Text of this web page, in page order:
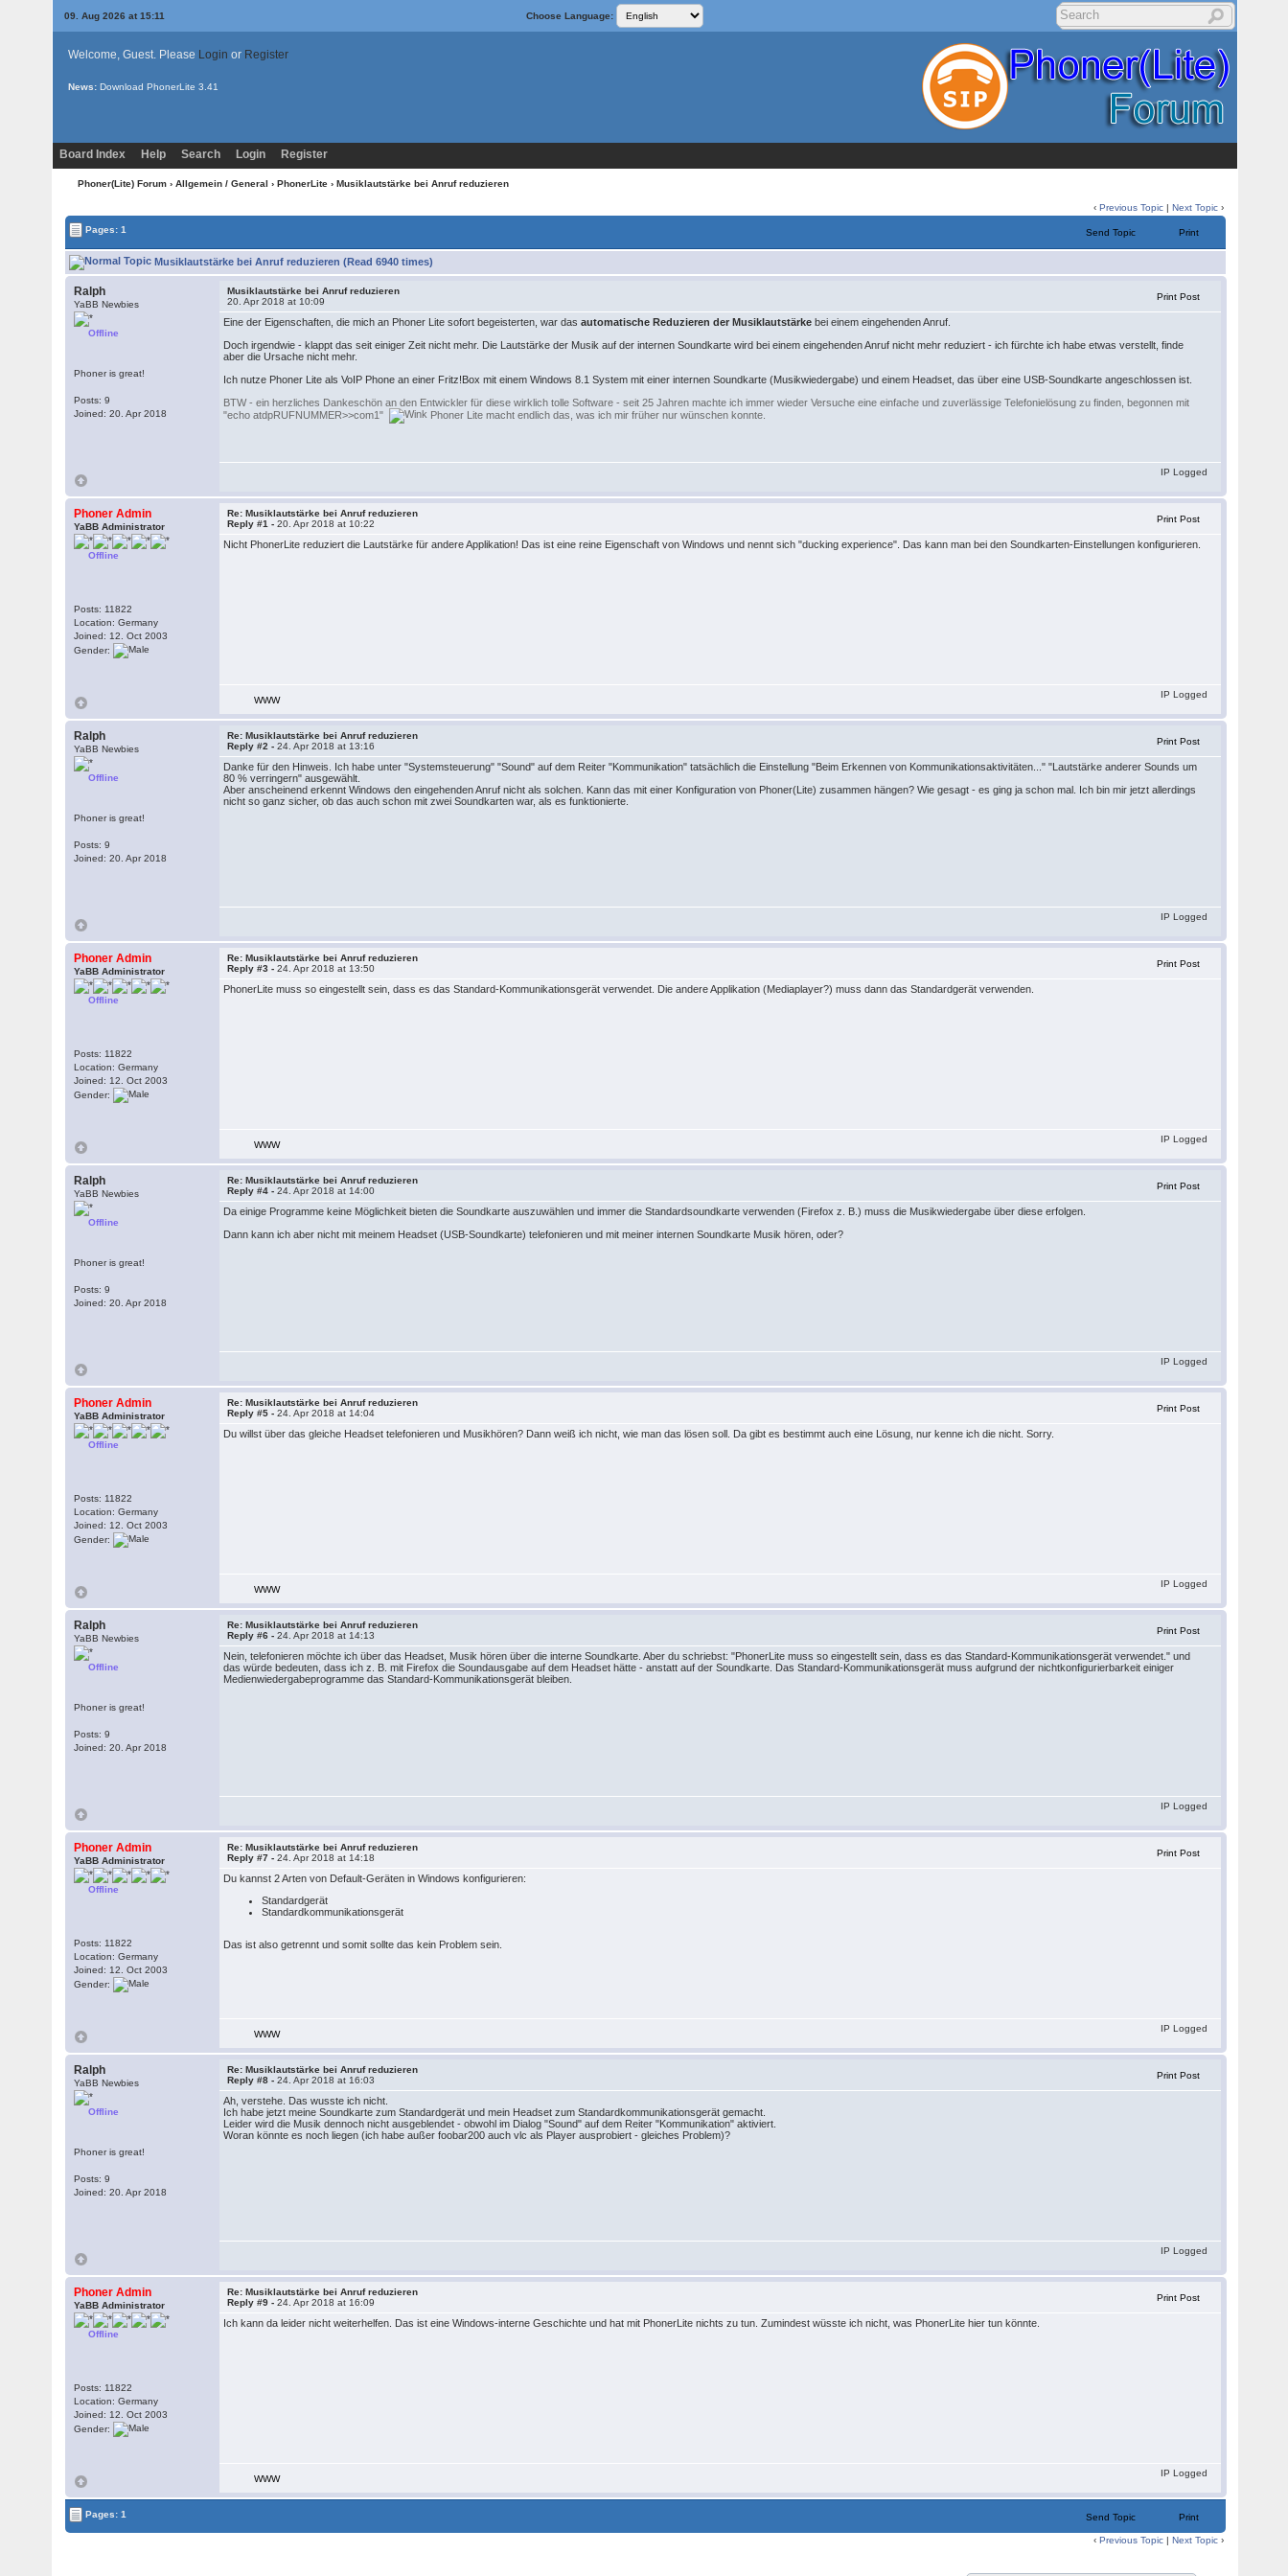
09. Aug 2026 at 15:11 Choose Language:
Welcome, Guest. Please Login or Register
News: Download PhonerLite 3.41
Board Index Help Search Login Register
Phoner(Lite) Forum › Allgemein / General › PhonerLite › Musiklautstärke bei Anruf reduzieren
‹Previous Topic |Next Topic ›
Pages: 1 Send Topic Print
Musiklautstärke bei Anruf reduzieren (Read 6940 times)
Ralph
YaBB Newbies
Offline
Phoner is great!
Posts: 9
Joined: 20. Apr 2018
Musiklautstärke bei Anruf reduzieren
20. Apr 2018 at 10:09
Print Post
Eine der Eigenschaften, die mich an Phoner Lite sofort begeisterten, war dasautomatische Reduzieren der Musiklautstärke bei einem eingehenden Anruf.
Doch irgendwie - klappt das seit einiger Zeit nicht mehr. Die Lautstärke der Musik auf der internen Soundkarte wird bei einem eingehenden Anruf nicht mehr reduziert - ich fürchte ich habe etwas verstellt, finde
aber die Ursache nicht mehr.
Ich nutze Phoner Lite als VoIP Phone an einer Fritz!Box mit einem Windows 8.1 System mit einer internen Soundkarte (Musikwiedergabe) und einem Headset, das über eine USB-Soundkarte angeschlossen ist.
BTW - ein herzliches Dankeschön an den Entwickler für diese wirklich tolle Software - seit 25 Jahren machte ich immer wieder Versuche eine einfache und zuverlässige Telefonielösung zu finden, begonnen mit
"echo atdpRUFNUMMER>>com1"
Phoner Lite macht endlich das, was ich mir früher nur wünschen konnte.
IP Logged
Phoner Admin
YaBB Administrator
Offline
Posts: 11822
Location: Germany
Joined: 12. Oct 2003
Gender:
Re: Musiklautstärke bei Anruf reduzieren
Reply #1 -20. Apr 2018 at 10:22 Print Post
Nicht PhonerLite reduziert die Lautstärke für andere Applikation! Das ist eine reine Eigenschaft von Windows und nennt sich "ducking experience". Das kann man bei den Soundkarten-Einstellungen konfigurieren.
WWW
IP Logged
Ralph
YaBB Newbies
Offline
Phoner is great!
Posts: 9
Joined: 20. Apr 2018
Re: Musiklautstärke bei Anruf reduzieren
Reply #2 -24. Apr 2018 at 13:16 Print Post
Danke für den Hinweis. Ich habe unter "Systemsteuerung" "Sound" auf dem Reiter "Kommunikation" tatsächlich die Einstellung "Beim Erkennen von Kommunikationsaktivitäten..." "Lautstärke anderer Sounds um
80 % verringern" ausgewählt.
Aber anscheinend erkennt Windows den eingehenden Anruf nicht als solchen. Kann das mit einer Konfiguration von Phoner(Lite) zusammen hängen? Wie gesagt - es ging ja schon mal. Ich bin mir jetzt allerdings
nicht so ganz sicher, ob das auch schon mit zwei Soundkarten war, als es funktionierte.
IP Logged
Phoner Admin
YaBB Administrator
Offline
Posts: 11822
Location: Germany
Joined: 12. Oct 2003
Gender:
Re: Musiklautstärke bei Anruf reduzieren
Reply #3 -24. Apr 2018 at 13:50 Print Post
PhonerLite muss so eingestellt sein, dass es das Standard-Kommunikationsgerät verwendet. Die andere Applikation (Mediaplayer?) muss dann das Standardgerät verwenden.
WWW
IP Logged
Ralph
YaBB Newbies
Offline
Phoner is great!
Posts: 9
Joined: 20. Apr 2018
Re: Musiklautstärke bei Anruf reduzieren
Reply #4 -24. Apr 2018 at 14:00 Print Post
Da einige Programme keine Möglichkeit bieten die Soundkarte auszuwählen und immer die Standardsoundkarte verwenden (Firefox z. B.) muss die Musikwiedergabe über diese erfolgen.
Dann kann ich aber nicht mit meinem Headset (USB-Soundkarte) telefonieren und mit meiner internen Soundkarte Musik hören, oder?
IP Logged
Phoner Admin
YaBB Administrator
Offline
Posts: 11822
Location: Germany
Joined: 12. Oct 2003
Gender:
Re: Musiklautstärke bei Anruf reduzieren
Reply #5 -24. Apr 2018 at 14:04 Print Post
Du willst über das gleiche Headset telefonieren und Musikhören? Dann weiß ich nicht, wie man das lösen soll. Da gibt es bestimmt auch eine Lösung, nur kenne ich die nicht. Sorry.
WWW
IP Logged
Ralph
YaBB Newbies
Offline
Phoner is great!
Posts: 9
Joined: 20. Apr 2018
Re: Musiklautstärke bei Anruf reduzieren
Reply #6 -24. Apr 2018 at 14:13 Print Post
Nein, telefonieren möchte ich über das Headset, Musik hören über die interne Soundkarte. Aber du schriebst: "PhonerLite muss so eingestellt sein, dass es das Standard-Kommunikationsgerät verwendet." und
das würde bedeuten, dass ich z. B. mit Firefox die Soundausgabe auf dem Headset hätte - anstatt auf der Soundkarte. Das Standard-Kommunikationsgerät muss aufgrund der nichtkonfigurierbarkeit einiger
Medienwiedergabeprogramme das Standard-Kommunikationsgerät bleiben.
IP Logged
Phoner Admin
YaBB Administrator
Offline
Posts: 11822
Location: Germany
Joined: 12. Oct 2003
Gender:
Re: Musiklautstärke bei Anruf reduzieren
Reply #7 -24. Apr 2018 at 14:18 Print Post
Du kannst 2 Arten von Default-Geräten in Windows konfigurieren:
Standardgerät
Standardkommunikationsgerät
Das ist also getrennt und somit sollte das kein Problem sein.
WWW
IP Logged
Ralph
YaBB Newbies
Offline
Phoner is great!
Posts: 9
Joined: 20. Apr 2018
Re: Musiklautstärke bei Anruf reduzieren
Reply #8 -24. Apr 2018 at 16:03 Print Post
Ah, verstehe. Das wusste ich nicht.
Ich habe jetzt meine Soundkarte zum Standardgerät und mein Headset zum Standardkommunikationsgerät gemacht.
Leider wird die Musik dennoch nicht ausgeblendet - obwohl im Dialog "Sound" auf dem Reiter "Kommunikation" aktiviert.
Woran könnte es noch liegen (ich habe außer foobar200 auch vlc als Player ausprobiert - gleiches Problem)?
IP Logged
Phoner Admin
YaBB Administrator
Offline
Posts: 11822
Location: Germany
Joined: 12. Oct 2003
Gender:
Re: Musiklautstärke bei Anruf reduzieren
Reply #9 -24. Apr 2018 at 16:09 Print Post
Ich kann da leider nicht weiterhelfen. Das ist eine Windows-interne Geschichte und hat mit PhonerLite nichts zu tun. Zumindest wüsste ich nicht, was PhonerLite hier tun könnte.
WWW
IP Logged
Pages: 1 Send Topic Print
‹Previous Topic |Next Topic ›